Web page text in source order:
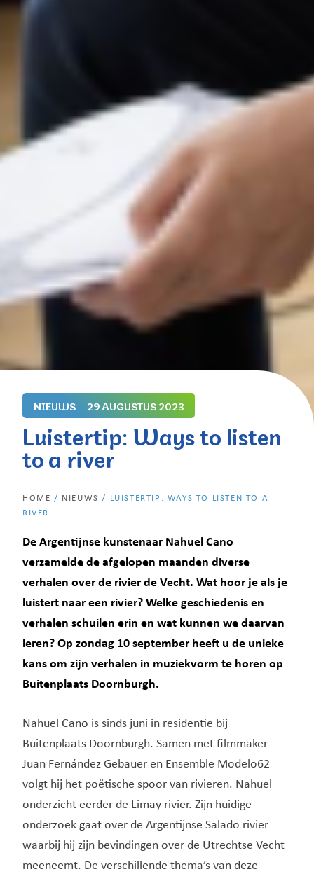
NIEUWS 29 AUGUSTUS 2023
Luistertip: Ways to listen
to a river
HOME / NIEUWS /
LUISTERTIP: WAYS TO LISTEN TO A
RIVER
De Argentijnse kunstenaar Nahuel Cano
verzamelde de afgelopen maanden diverse
verhalen over de rivier de Vecht. Wat hoor je als je
luistert naar een rivier? Welke geschiedenis en
verhalen schuilen erin en wat kunnen we daarvan
leren? Op zondag 10 september heeft u de unieke
kans om zijn verhalen in muziekvorm te horen op
Buitenplaats Doornburgh.
Nahuel Cano is sinds juni in residentie bij
Buitenplaats Doornburgh. Samen met filmmaker
Juan Fernández Gebauer en Ensemble Modelo62
volgt hij het poëtische spoor van rivieren. Nahuel
onderzicht eerder de Limay rivier. Zijn huidige
onderzoek gaat over de Argentijnse Salado rivier
waarbij hij zijn bevindingen over de Utrechtse Vecht
meeneemt. De verschillende thema’s van deze